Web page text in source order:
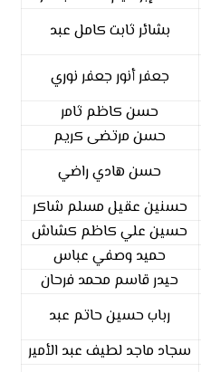
بشائر ثابت كامل عبد
جعفر أنور جعفر نوري
حسن كاظم ثامر
حسن مرتضى كريم
حسن هادي راضي
حسنين عقيل مسلم شاكر
حسين علي كاظم كشاش
حميد وصفي عباس
حيدر قاسم محمد فرحان
رباب حسين حاتم عبد
سجاد ماجد لطيف عبد الأمير